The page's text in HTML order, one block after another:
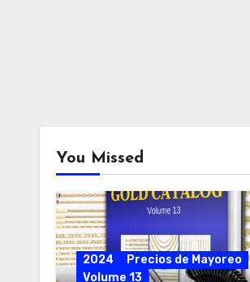
You Missed
2024
Precios de Mayoreo
Volume 13